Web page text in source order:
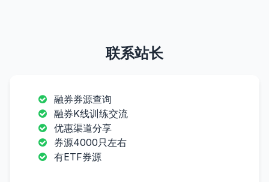
联系站长
融券券源查询
融券K线训练交流
优惠渠道分享
券源4000只左右
有ETF券源